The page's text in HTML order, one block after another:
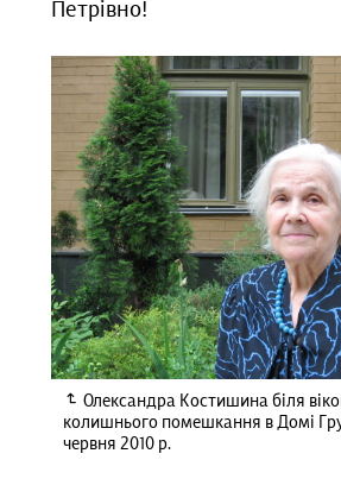
Петрівно!
Олександра Костишина біля
колишнього помешкання в Домі
червня 2010 р.